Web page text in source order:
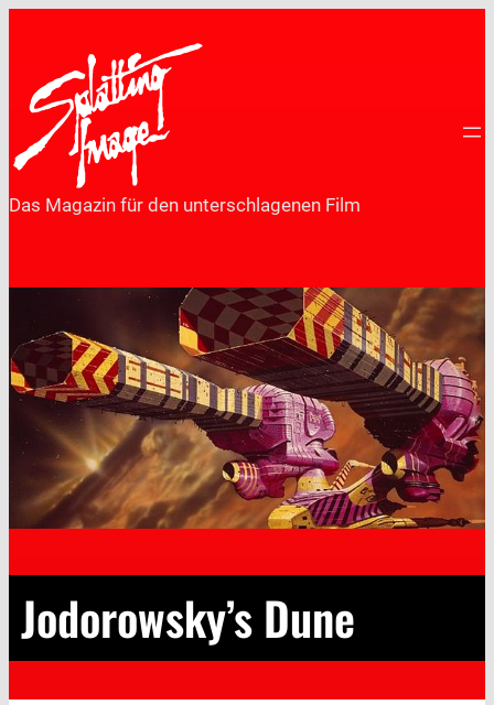
springen
Das Magazin für den unterschlagenen Film
Jodorowsky’s Dune